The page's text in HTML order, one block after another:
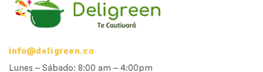
info@deligreen.co
Lunes – Sábado: 8:00 am – 4:00pm